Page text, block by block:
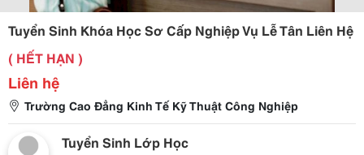
Tuyển Sinh Khóa Học Sơ Cấp Nghiệp Vụ Lễ Tân Liên Hệ
( HẾT HẠN )
Liên hệ
Trường Cao Đẳng Kinh Tế Kỹ Thuật Công Nghiệp
Tuyển Sinh Lớp Học